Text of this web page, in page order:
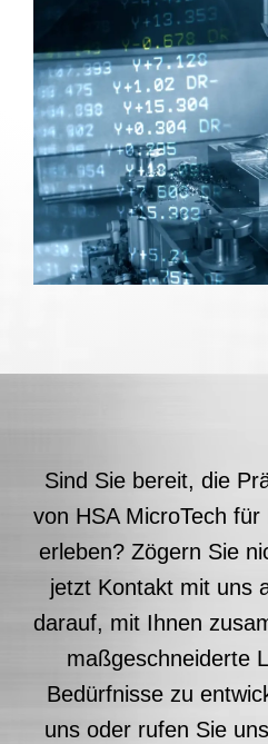
Sind Sie bereit, die
von HSA MicroTech
erleben? Zögern Sie
jetzt Kontakt mit uns
darauf, mit Ihnen
maßgeschneiderte
Bedürfnisse zu
uns oder rufen Sie